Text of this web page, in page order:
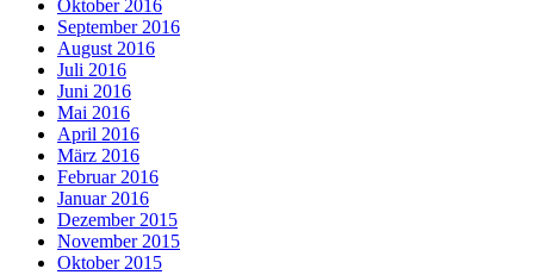
Oktober 2016
September 2016
August 2016
Juli 2016
Juni 2016
Mai 2016
April 2016
März 2016
Februar 2016
Januar 2016
Dezember 2015
November 2015
Oktober 2015